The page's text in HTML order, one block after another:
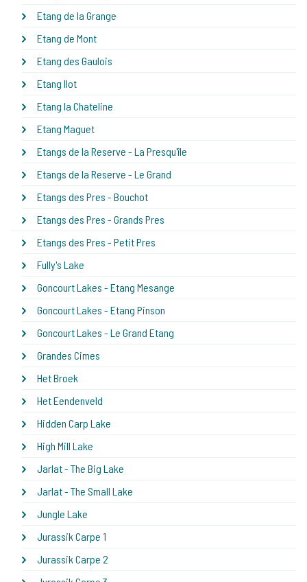
Etang de la Grange
Etang de Mont
Etang des Gaulois
Etang Ilot
Etang la Chateline
Etang Maguet
Etangs de la Reserve - La Presqu'île
Etangs de la Reserve - Le Grand
Etangs des Pres - Bouchot
Etangs des Pres - Grands Pres
Etangs des Pres - Petit Pres
Fully's Lake
Goncourt Lakes - Etang Mesange
Goncourt Lakes - Etang Pinson
Goncourt Lakes - Le Grand Etang
Grandes Cimes
Het Broek
Het Eendenveld
Hidden Carp Lake
High Mill Lake
Jarlat - The Big Lake
Jarlat - The Small Lake
Jungle Lake
Jurassik Carpe 1
Jurassik Carpe 2